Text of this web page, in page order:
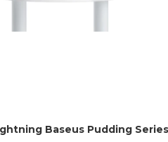
Baseus Pudding